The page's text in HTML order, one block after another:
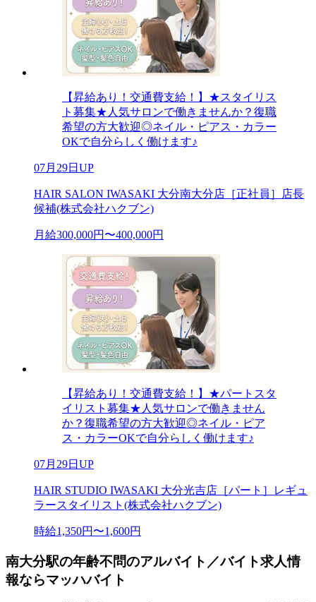
【昇給あり！交通費支給！】★スタイリス
ト募集★人気サロンで働きませんか？復職
希望の方大歓迎◎ネイル・ピアス・カラー
OKで自分らしく働けます♪
07月29日UP
HAIR SALON IWASAKI 大分南大分店［正社員］店長
候補(株式会社ハクブン)
月給300,000円〜400,000円
【昇給あり！交通費支給！】★パートスタ
イリスト募集★人気サロンで働きません
か？復職希望の方大歓迎◎ネイル・ピア
ス・カラーOKで自分らしく働けます♪
07月29日UP
HAIR STUDIO IWASAKI 大分光吉店［パート］レギュ
ラースタイリスト(株式会社ハクブン)
時給1,350円〜1,600円
南大分駅の年齢不問のアルバイト／バイト求人情
報ならマッハバイト